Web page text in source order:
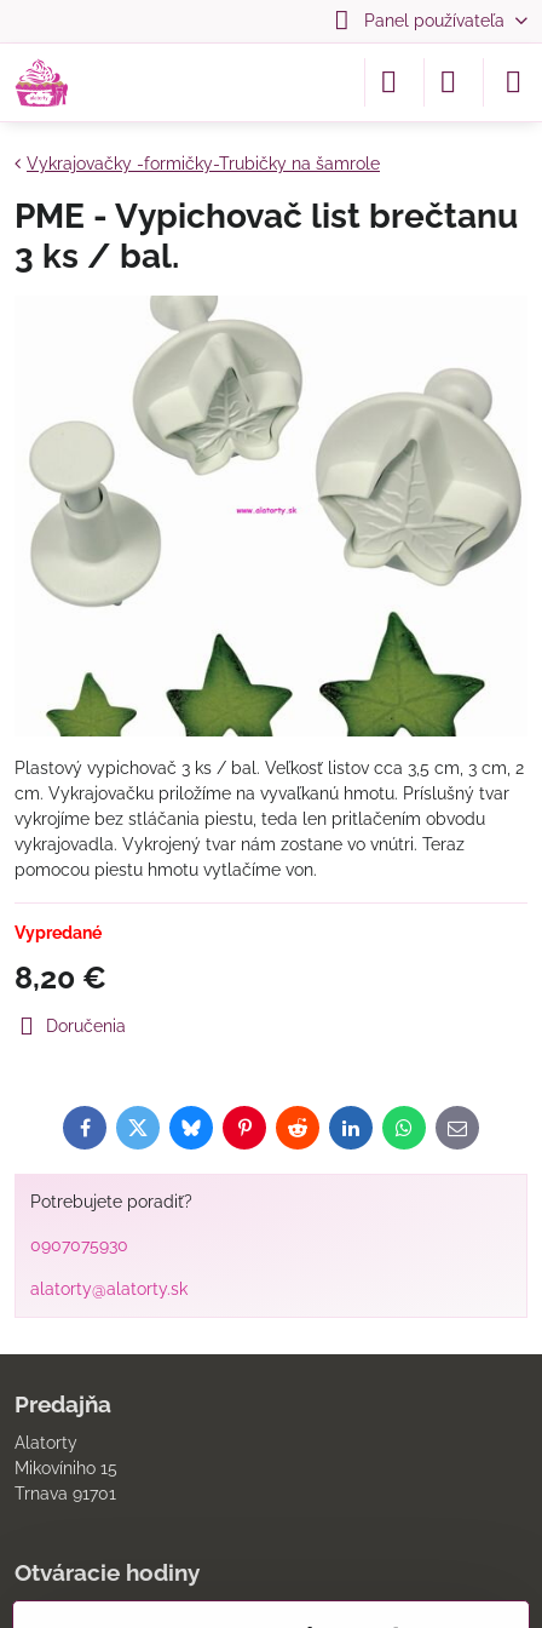
Panel používateľa
Vykrajovačky -formičky-Trubičky na šamrole
PME - Vypichovač list brečtanu
3 ks / bal.
Plastový vypichovač 3 ks / bal. Veľkosť listov cca 3,5 cm, 3 cm, 2
cm. Vykrajovačku priložíme na vyvaľkanú hmotu. Príslušný tvar
vykrojíme bez stláčania piestu, teda len pritlačením obvodu
vykrajovadla. Vykrojený tvar nám zostane vo vnútri. Teraz
pomocou piestu hmotu vytlačíme von.
Vypredané
8,20 €
Doručenia
FacebookTwitterBlueskyPinterestRedditLinkedInWhatsApp
E-
mail
Potrebujete poradiť?
0907075930
alatorty@alatorty.sk
Predajňa
Alatorty
Mikovíniho 15
Trnava 91701
Otváracie hodiny